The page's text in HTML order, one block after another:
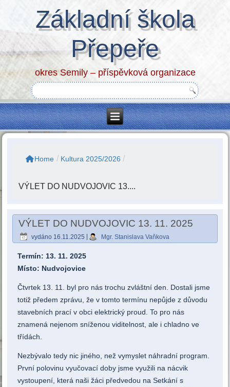
Základní škola
Přepeře
okres Semily – příspěvková organizace
Home / Kultura 2025/2026 /
VÝLET DO NUDVOJOVIC 13....
VÝLET DO NUDVOJOVIC 13. 11. 2025
vydáno 16.11.2025 Mgr. Stanislava Vaňkova
Termín: 13. 11. 2025
Místo: Nudvojovice
Čtvrtek 13. 11. byl pro nás trochu zvláštní den. Dostali jsme
totiž předem zprávu, že v tomto termínu nepůjde z důvodu
stavebních prací v obci elektrický proud. To pro nás
znamená nejenom sníženou viditelnost, ale i chladno ve
třídách.
Nezbývalo tedy nic jiného, než vymyslet náhradní program.
První polovinu vyučovací doby jsme využili na nácvik
vystoupení, která naši žáci předvedou na Setkání s